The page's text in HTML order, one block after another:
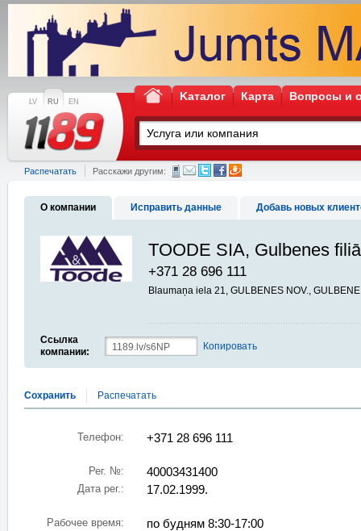
LV RU EN Kаталог Карта Вопросы и
Распечатать Расскажи другим:
О компании Исправить данные Добавь новых
TOODE SIA, Gulbenes
+371 28 696 111
Blaumaņa iela 21, GULBENES NOV.,
Ссылка
компании:
Копировать
Сохранить Распечатать
Телефон: +371 28 696 111
Рег. №: 40003431400
Дата рег.: 17.02.1999.
Рабочее время: по будням 8:30-17:00